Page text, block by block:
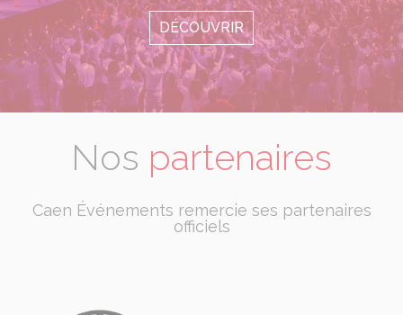
DÉCOUVRIR
Nos partenaires
Caen Événements remercie ses partenaires
officiels